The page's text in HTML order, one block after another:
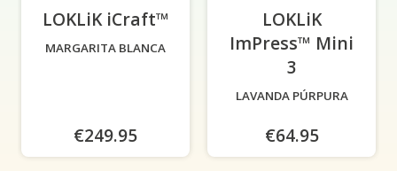
LOKLiK iCraft™
MARGARITA BLANCA
€249.95
LOKLiK
ImPress™ Mini
3
LAVANDA PÚRPURA
€64.95